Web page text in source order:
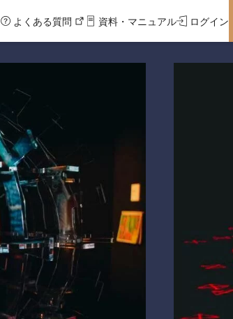
よくある質問 資料・マニュアル ログイン